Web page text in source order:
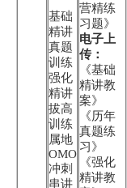
基础
精讲
真题
训练
强化
精讲
拔高
训练
属地
OMO
冲刺
串讲
营精练
习题》
电子上
传：
《基础
精讲教
案》
《历年
真题练
习》
《强化
精讲教